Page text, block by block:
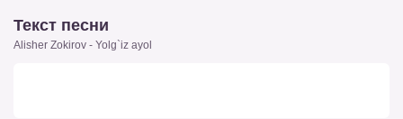
Текст песни
Alisher Zokirov - Yolg`iz ayol